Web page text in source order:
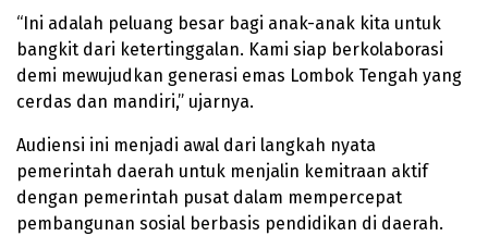
“Ini adalah peluang besar bagi anak-anak kita untuk
bangkit dari ketertinggalan. Kami siap berkolaborasi
demi mewujudkan generasi emas Lombok Tengah yang
cerdas dan mandiri,” ujarnya.
Audiensi ini menjadi awal dari langkah nyata
pemerintah daerah untuk menjalin kemitraan aktif
dengan pemerintah pusat dalam mempercepat
pembangunan sosial berbasis pendidikan di daerah.